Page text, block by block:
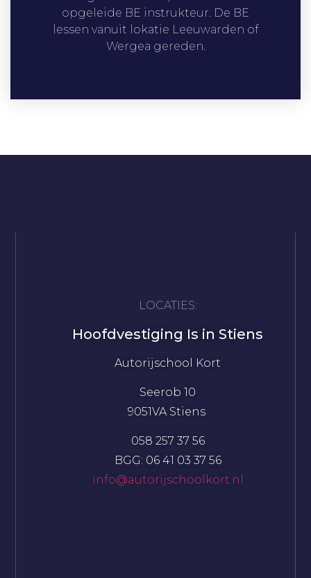
opgeleide BE instrukteur. De BE
lessen vanuit lokatie Leeuwarden of
Wergea gereden.
LOCATIES:
Hoofdvestiging Is in Stiens
Autorijschool Kort
Seerob 10
9051VA Stiens
058 257 37 56
BGG: 06 41 03 37 56
info@autorijschoolkort.nl